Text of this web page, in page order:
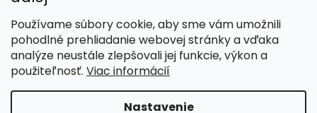
Používame súbory cookie, aby sme vám umožnili
pohodlné prehliadanie webovej stránky a vďaka
analýze neustále zlepšovali jej funkcie, výkon a
použiteľnosť. Viac informácií
Nastavenie
Obľúbené spôsoby platby: